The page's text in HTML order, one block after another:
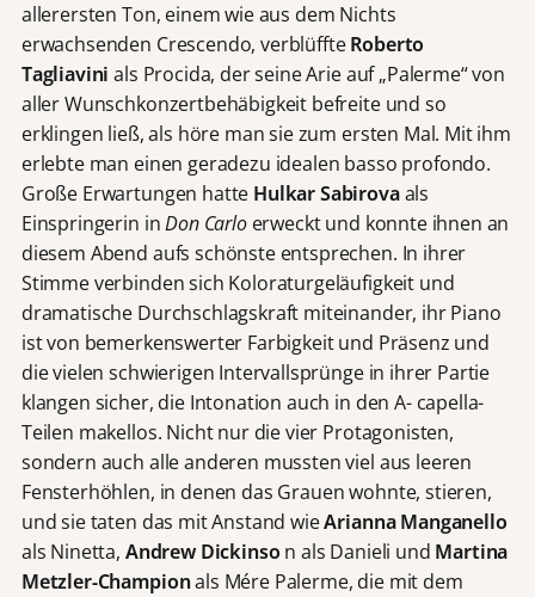
allerersten Ton, einem wie aus dem Nichts
erwachsenden Crescendo, verblüffteRoberto
Tagliavini als Procida, der seine Arie auf „Palerme“ von
aller Wunschkonzertbehäbigkeit befreite und so
erklingen ließ, als höre man sie zum ersten Mal. Mit ihm
erlebte man einen geradezu idealen basso profondo.
Große Erwartungen hatte Hulkar Sabirovaals
Einspringerin inDon Carloerweckt und konnte ihnen an
diesem Abend aufs schönste entsprechen. In ihrer
Stimme verbinden sich Koloraturgeläufigkeit und
dramatische Durchschlagskraft miteinander, ihr Piano
ist von bemerkenswerter Farbigkeit und Präsenz und
die vielen schwierigen Intervallsprünge in ihrer Partie
klangen sicher, die Intonation auch in den A- capella-
Teilen makellos. Nicht nur die vier Protagonisten,
sondern auch alle anderen mussten viel aus leeren
Fensterhöhlen, in denen das Grauen wohnte, stieren,
und sie taten das mit Anstand wieArianna Manganello
als Ninetta, Andrew Dickinso n als Danieli und Martina
Metzler-Championals Mére Palerme, die mit dem